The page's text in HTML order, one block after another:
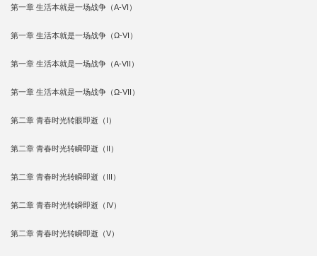
第一章 生活本就是一场战争（A-VI）
第一章 生活本就是一场战争（Ω-VI）
第一章 生活本就是一场战争（A-VII）
第一章 生活本就是一场战争（Ω-VII）
第二章 青春时光转眼即逝（I）
第二章 青春时光转瞬即逝（II）
第二章 青春时光转瞬即逝（III）
第二章 青春时光转瞬即逝（IV）
第二章 青春时光转瞬即逝（V）